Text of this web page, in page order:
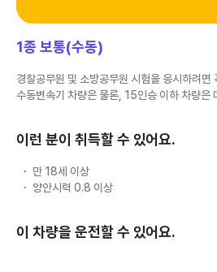
1종 보통(수동)
경찰공무원 및 소방공무원 시험을 응시하려면
수동변속기 차량은 물론, 15인승 이하 차량은
이런 분이 취득할 수 있어요.
만 18세 이상
양안시력 0.8 이상
이 차량을 운전할 수 있어요.